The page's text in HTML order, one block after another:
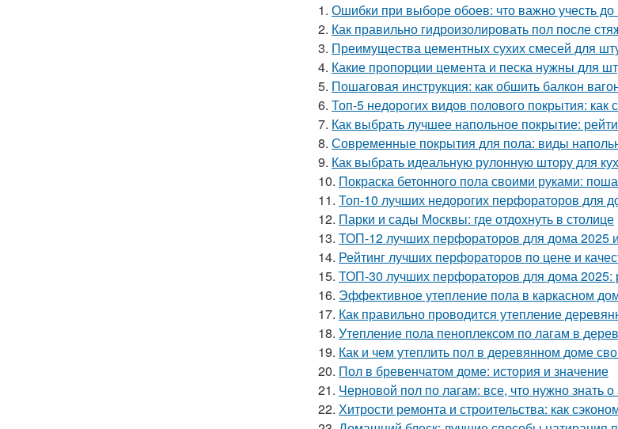
1. Ошибки при выборе обоев: что важно учесть до
2. Как правильно гидроизолировать пол после
3. Преимущества цементных сухих смесей для
4. Какие пропорции цемента и песка нужны для
5. Пошаговая инструкция: как обшить балкон
6. Топ-5 недорогих видов полового покрытия: как
7. Как выбрать лучшее напольное покрытие:
8. Современные покрытия для пола: виды
9. Как выбрать идеальную рулонную штору для
10. Покраска бетонного пола своими руками:
11. Топ-10 лучших недорогих перфораторов для
12. Парки и сады Москвы: где отдохнуть в столице
13. ТОП-12 лучших перфораторов для дома 2025
14. Рейтинг лучших перфораторов по цене и
15. ТОП-30 лучших перфораторов для дома 2025:
16. Эффективное утепление пола в каркасном
17. Как правильно проводится утепление
18. Утепление пола пеноплексом по лагам в
19. Как и чем утеплить пол в деревянном доме
20. Пол в бревенчатом доме: история и значение
21. Черновой пол по лагам: все, что нужно знать
22. Хитрости ремонта и строительства: как